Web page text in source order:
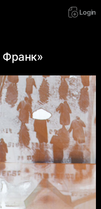
Login